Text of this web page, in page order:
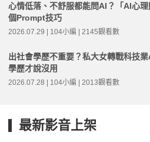
心情低落、不舒服都能問AI？「AI心
個Prompt技巧
2026.07.29 | 104小編 | 2145觀看數
出社會學歷不重要？私大女轉戰科技
學歷才說沒用
2026.07.28 | 104小編 | 2013觀看數
最新影音上架